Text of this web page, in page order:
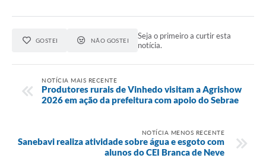
GOSTEI NÃO GOSTEI
Seja o primeiro a curtir esta
notícia.
NOTÍCIA MAIS RECENTE
Produtores rurais de Vinhedo visitam a Agrishow
2026 em ação da prefeitura com apoio do Sebrae
NOTÍCIA MENOS RECENTE
Sanebavi realiza atividade sobre água e esgoto com
alunos do CEI Branca de Neve